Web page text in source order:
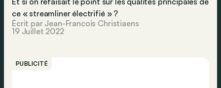
ce « streamliner électrifié » ?
Écrit par Jean-Francois Christiaens
19 Juillet 2022
PUBLICITÉ